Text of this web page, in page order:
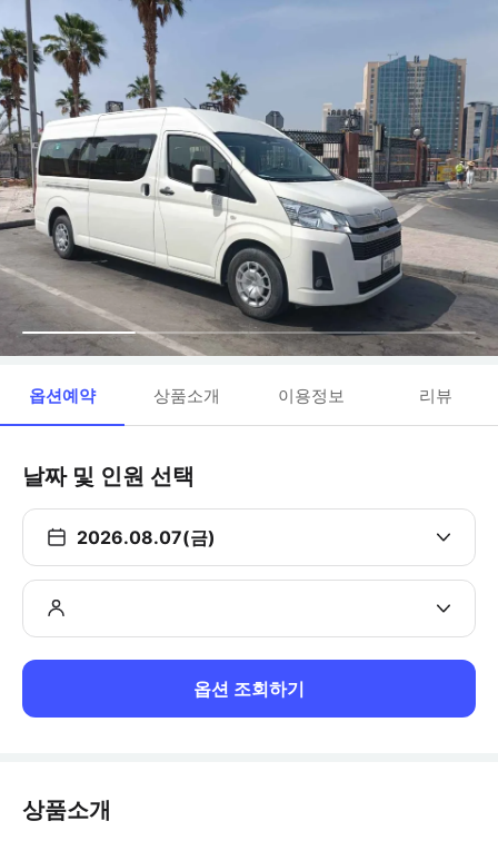
옵션예약 상품소개 이용정보 리뷰
날짜 및 인원 선택
2026.08.07(금)
옵션 조회하기
상품소개